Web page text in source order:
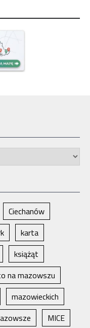
Ciechanów
karta
książąt
na mazowszu
mazowieckich
MICE